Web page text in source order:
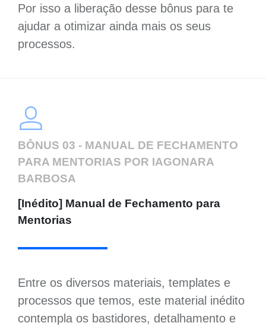
Por isso a liberação desse bônus para te
ajudar a otimizar ainda mais os seus
processos.
BÔNUS 03 - MANUAL DE FECHAMENTO
PARA MENTORIAS POR IAGONARA
BARBOSA
[Inédito] Manual de Fechamento para
Mentorias
Entre os diversos materiais, templates e
processos que temos, este material inédito
contempla os bastidores, detalhamento e